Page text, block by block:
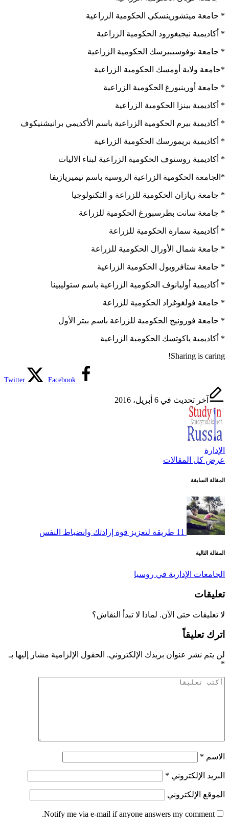
* جامعة ميتشورينسكي الحكومية الزراعية
* أكاديمية نيجيغورود الحكومية الزراعية
* جامعة نوفوسيبيرسك الحكومية الزراعية
*جامعة ولاية أومسك الحكومية الزراعية
* جامعة أورينبورغ الحكومية الزراعية
* أكاديمية بينزا الحكومية الزراعية
* أكاديمية بيرم الحكومية الزراعية باسم الأكديمي برانيشنيكوف
* أكاديمية بريمورسك الحكومية الزراعية
* أكاديمية روستوف الحكومية الزراعية لبناء الاليات
*الجامعة الحكومية الزراعية الروسية باسم تيميريازيفا
* جامعة ريازان الحكومية للزراعة و التكنولوجيا
* جامعة سانت بطرسبورغ الحكومية للزراعة
* أكاديمية سمارة الحكومية للزراعة
* جامعة شمال الأورال الحكومية للزراعة
* جامعة ستافروبول الحكومية الزراعية
* أكاديمية أوليانوف الحكومية الزراعية باسم ستوليبينا
* جامعة فولغوغراد الحكومية للزراعة
* جامعة فورونيج الحكومية للزراعة باسم بيتر الأول
* أكاديمية ياكوتسك الحكومية الزراعية
Sharing is caring!
Twitter Facebook
آخر تحديث في 6 أبريل، 2016
الإدارة
عرض كل المقالات
تصفّح
المقالات
المقالة السابقة
11 طريقة لتعزيز قوة إرادتك وانضباط النفس
المقالة التالية
الجامعات الإدارية في روسيا
تعليقات
لا تعليقات حتى الآن. لماذا لا تبدأ النقاش؟
اترك تعليقاً
لن يتم نشر عنوان بريدك الإلكتروني. الحقول الإلزامية مشار إليها بـ
*
الاسم *
البريد الإلكتروني *
الموقع الإلكتروني
Notify me via e-mail if anyone answers my comment.